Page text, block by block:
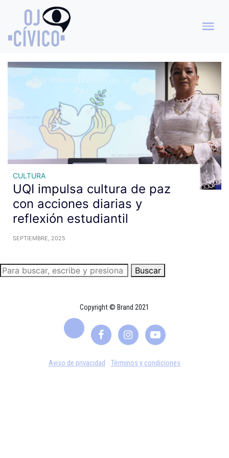
Archivo de etiquetas:
Estudiantes bachillerato
CULTURA
UQI impulsa cultura de paz
con acciones diarias y
reflexión estudiantil
SEPTIEMBRE, 2025
Buscar
Copyright © Brand 2021
Aviso de privacidad Términos y condiciones